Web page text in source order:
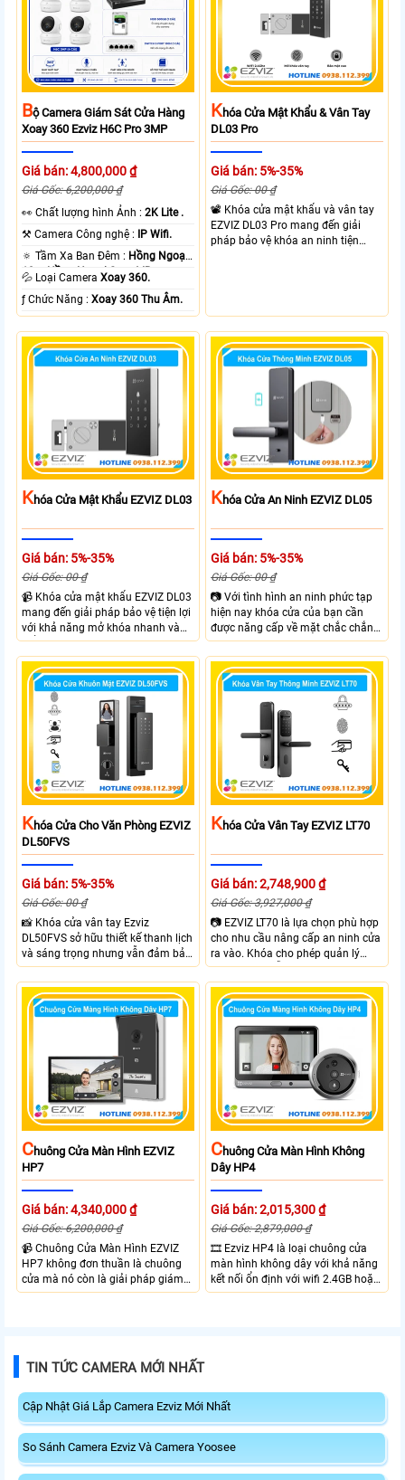
BỘ Camera Giám Sát Cửa Hàng
Xoay 360 Ezviz H6C Pro 3MP
Giá bán: 4,800,000 ₫
Giá Gốc: 6,200,000 ₫
️👀 Chất lượng hình Ảnh :2K Lite .
⚒ Camera Công nghệ : IP Wifi.
🔅 Tầm Xa Ban Đêm : Hồng Ngoại
10m Hồng Ngoại Smart IR.
💦 Loại CameraXoay 360.
️ƒ Chức Năng :Xoay 360 Thu Âm.
KHóa Cửa Mật Khẩu & Vân Tay
DL03 Pro
Giá bán: 5%-35%
Giá Gốc: 00 ₫
📽 Khóa cửa mật khẩu và vân tay
EZVIZ DL03 Pro mang đến giải
pháp bảo vệ khóa an ninh tiện
dụng phù hợp cho gia đình và văn
phòng giúp kiểm soát ra vào linh
hoạt.
KHóa Cửa Mật Khẩu EZVIZ DL03
Giá bán: 5%-35%
Giá Gốc: 00 ₫
📹 Khóa cửa mật khẩu EZVIZ DL03
mang đến giải pháp bảo vệ tiện lợi
với khả năng mở khóa nhanh và
kiểm soát linh hoạt. Khóa cửa cửa
EZVIZ kết nối trực tiếp với điện
thoại qua APP EZVIZ hỗ trợ theo
dõi và điều khiển khóa cửa từ xa
phù hợp cho nhà ở căn hộ hoặc
văn phòng hiện đại.
KHóa Cửa An Ninh EZVIZ DL05
Giá bán: 5%-35%
Giá Gốc: 00 ₫
📷 Với tình hình an ninh phức tạp
hiện nay khóa cửa của bạn cần
được năng cấp về mặt chắc chắn
và công nghệ giúp đảm bảo an
ninh và kiểm soát ra vào hiệu quả
hơn. Với Khóa Cửa An Ninh EZVIZ
DL05 bạn sẽ sở hữu khóa cửa với 6
hình thức mở khóa và nhiều chức
năng an ninh như Cảnh báo phá
hoại và kiểm soát ra vào từ xa
ngay trên điện thoại
KHóa Cửa Cho Văn Phòng EZVIZ
DL50FVS
Giá bán: 5%-35%
Giá Gốc: 00 ₫
📸 Khóa cửa vân tay Ezviz
DL50FVS sở hữu thiết kế thanh lịch
và sáng trọng nhưng vẫn đảm bảo
sự chắc chắn với cùng nhiều
phương thức mở cửa tiện lợi như
vân tay, mật khẩu, thẻ từ và điều
khiển từ xa qua app. Ezviz
DL50FVS hỗ trợ quản lý người
dùng cảnh báo an ninh và kiểm tra
trạng thái khóa giúp kiểm soát ra
vào từ xa qua app EZVIZ
KHóa Cửa Vân Tay EZVIZ LT70
Giá bán: 2,748,900 ₫
Giá Gốc: 3,927,000 ₫
📷 EZVIZ LT70 là lựa chọn phù hợp
cho nhu cầu nâng cấp an ninh cửa
ra vào. Khóa cho phép quản lý
người dùng dễ dàng theo dõi trạng
thái hoạt động và hỗ trợ cảnh báo
thông minh qua điện thoại. Khóa
cửa mang lại sự tiện lợi nhờ sự linh
hoạt trong cách sử dụng như vân
tay, mật khẩu và thẻ từ đảm bảo
kiểm soát ra vào hiệu quả.
CHuông Cửa Màn Hình EZVIZ
HP7
Giá bán: 4,340,000 ₫
Giá Gốc: 6,200,000 ₫
📹 Chuông Cửa Màn Hình EZVIZ
HP7 không đơn thuần là chuông
cửa mà nó còn là giải pháp giám
sát an ninh toàn diện cho khu vực
đảm bảo khu vực ra vào luôn được
CHuông Cửa Màn Hình Không
Dây HP4
Giá bán: 2,015,300 ₫
Giá Gốc: 2,879,000 ₫
🎞 Ezviz HP4 là loại chuông cửa
màn hình không dây với khả năng
kết nối ổn định với wifi 2.4GB hoặc
tần số trộn. Với camera chuông
TIN TỨC CAMERA MỚI NHẤT
Cập Nhật Giá Lắp Camera Ezviz Mới Nhất
So Sánh Camera Ezviz Và Camera Yoosee